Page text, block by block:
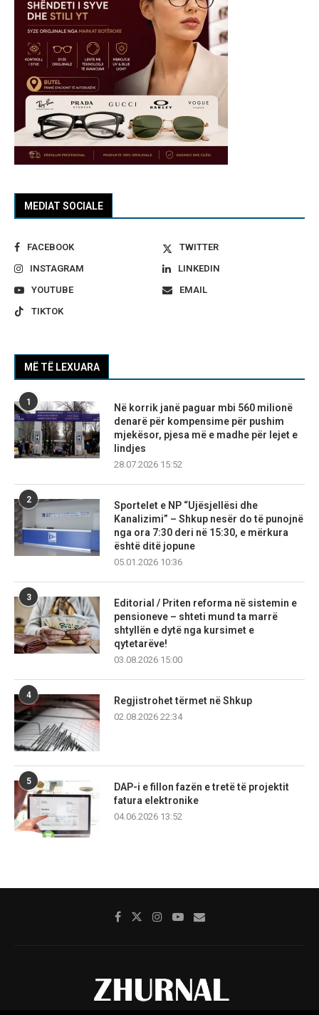
MEDIAT SOCIALE
FACEBOOK
TWITTER
INSTAGRAM
LINKEDIN
YOUTUBE
EMAIL
TIKTOK
MË TË LEXUARA
1
Në korrik janë paguar mbi 560 milionë
denarë për kompensime për pushim
mjekësor, pjesa më e madhe për lejet e
lindjes
28.07.2026 15:52
2
Sportelet e NP “Ujësjellësi dhe
Kanalizimi” – Shkup nesër do të punojnë
nga ora 7:30 deri në 15:30, e mërkura
është ditë jopune
05.01.2026 10:36
3
Editorial / Priten reforma në sistemin e
pensioneve – shteti mund ta marrë
shtyllën e dytë nga kursimet e
qytetarëve!
03.08.2026 15:00
4
Regjistrohet tërmet në Shkup
02.08.2026 22:34
5
DAP-i e fillon fazën e tretë të projektit
fatura elektronike
04.06.2026 13:52